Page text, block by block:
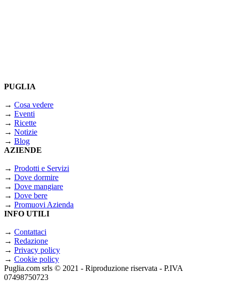
PUGLIA
→ Cosa vedere
→ Eventi
→ Ricette
→ Notizie
→ Blog
AZIENDE
→ Prodotti e Servizi
→ Dove dormire
→ Dove mangiare
→ Dove bere
→ Promuovi Azienda
INFO UTILI
→ Contattaci
→ Redazione
→ Privacy policy
→ Cookie policy
Puglia.com srls © 2021 - Riproduzione riservata - P.IVA
07498750723